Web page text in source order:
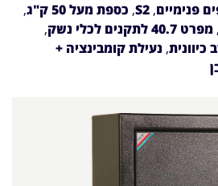
,
S2
, כספת מעל 50 ק"ג
,
, מפרט 40.7 לתקנים לכלי נשק
,
כיוונית, נעילת קומבינציה +